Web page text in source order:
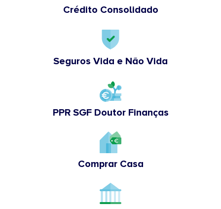
Crédito Consolidado
Seguros Vida e Não Vida
PPR SGF Doutor Finanças
Comprar Casa